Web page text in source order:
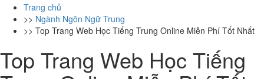
Trang chủ
>> Ngành Ngôn Ngữ Trung
>> Top Trang Web Học Tiếng Trung Online Miễn Phí Tốt Nhất
Top Trang Web Học Tiếng